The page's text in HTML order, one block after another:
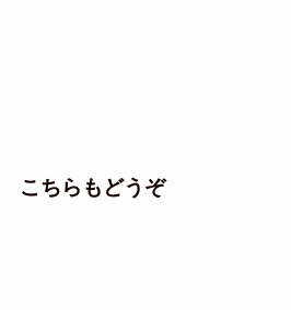
こちらもどうぞ